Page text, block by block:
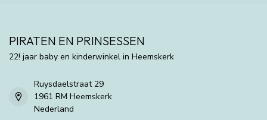
PIRATEN EN PRINSESSEN
22! jaar baby en kinderwinkel in Heemskerk
Ruysdaelstraat 29
1961 RM Heemskerk
Nederland